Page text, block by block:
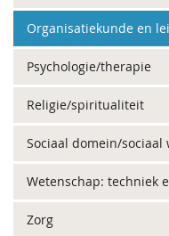
Organisatiekunde en
Psychologie/therapie
Religie/spiritualiteit
Sociaal domein/sociaal
Wetenschap: techniek
Zorg